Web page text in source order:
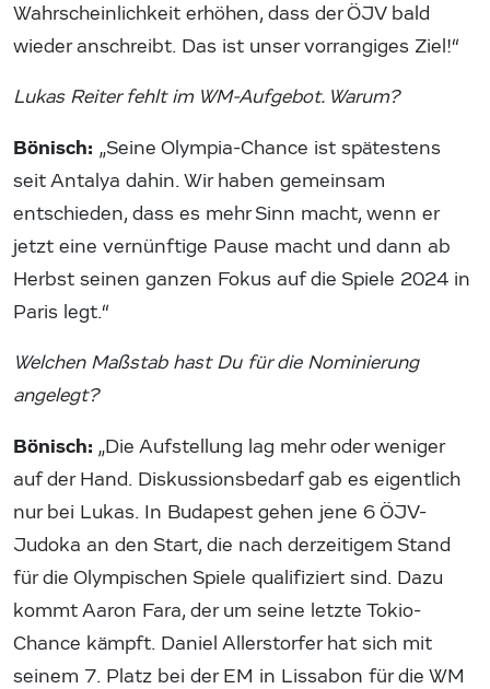
Wahrscheinlichkeit erhöhen, dass der ÖJV bald
wieder anschreibt. Das ist unser vorrangiges Ziel!“
Lukas Reiter fehlt im WM-Aufgebot. Warum?
Bönisch: „Seine Olympia-Chance ist spätestens
seit Antalya dahin. Wir haben gemeinsam
entschieden, dass es mehr Sinn macht, wenn er
jetzt eine vernünftige Pause macht und dann ab
Herbst seinen ganzen Fokus auf die Spiele 2024 in
Paris legt.“
Welchen Maßstab hast Du für die Nominierung
angelegt?
Bönisch: „Die Aufstellung lag mehr oder weniger
auf der Hand. Diskussionsbedarf gab es eigentlich
nur bei Lukas. In Budapest gehen jene 6 ÖJV-
Judoka an den Start, die nach derzeitigem Stand
für die Olympischen Spiele qualifiziert sind. Dazu
kommt Aaron Fara, der um seine letzte Tokio-
Chance kämpft. Daniel Allerstorfer hat sich mit
seinem 7. Platz bei der EM in Lissabon für die WM